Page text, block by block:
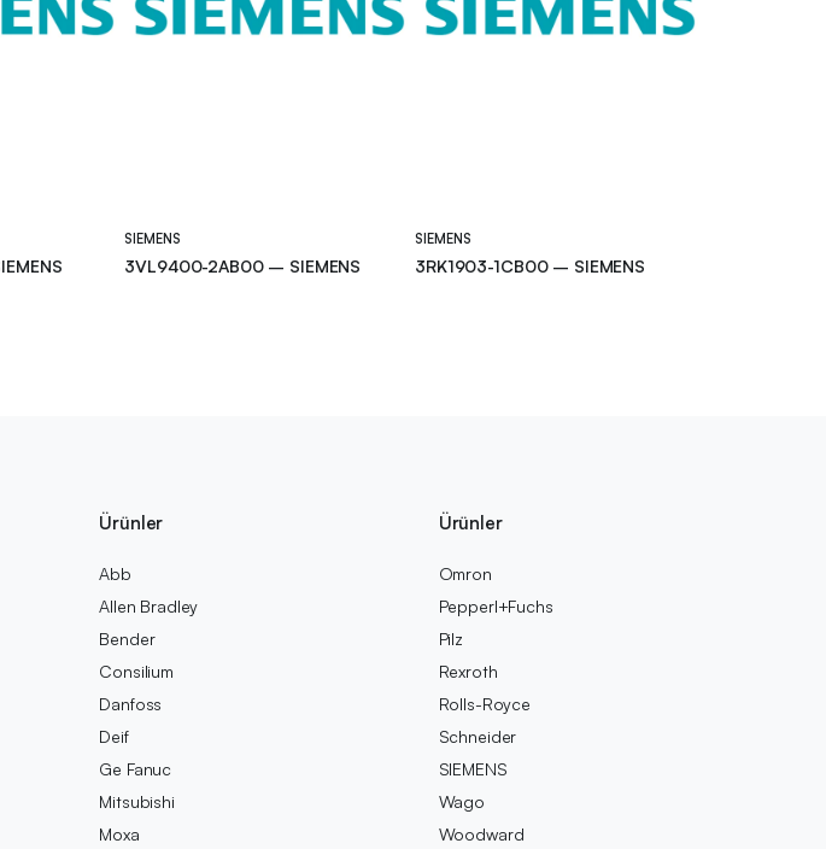
SIEMENS
3VL9400-2AB00 – SIEMENS
SIEMENS
3RK1903-1CB00 – SIEMENS
Ürünler
Abb
Allen Bradley
Bender
Consilium
Danfoss
Deif
Ge Fanuc
Mitsubishi
Moxa
Ürünler
Omron
Pepperl+Fuchs
Pilz
Rexroth
Rolls-Royce
Schneider
SIEMENS
Wago
Woodward